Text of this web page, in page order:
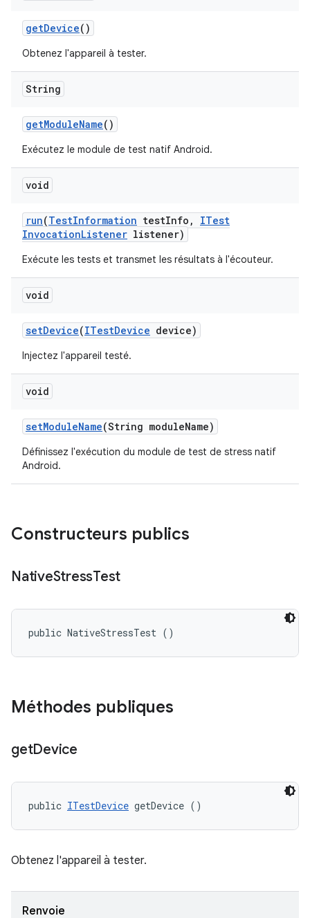
getDevice()
Obtenez l'appareil à tester.
String
getModuleName()
Exécutez le module de test natif Android.
void
run(TestInformation testInfo ,
ITest
InvocationListener listener)
Exécute les tests et transmet les résultats à l'écouteur.
void
setDevice(ITestDevice device)
Injectez l'appareil testé.
void
setModuleName(String moduleName)
Définissez l'exécution du module de test de stress natif
Android.
Constructeurs publics
NativeStressTest
public NativeStressTest ()
Méthodes publiques
getDevice
public ITestDevice getDevice ()
Obtenez l'appareil à tester.
Renvoie